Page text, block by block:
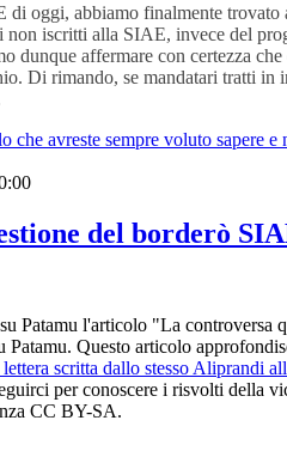
oggi, abbiamo finalmente trovato
iscritti alla SIAE, invece del
dunque affermare con certezza
Di rimando, se mandatari tratti in
che avreste sempre voluto sapere e
del borderò
Patamu l'articolo "La
Patamu. Questo articolo
lettera scritta dallo stesso Aliprandi
per conoscere i risvolti della
CC BY-SA.